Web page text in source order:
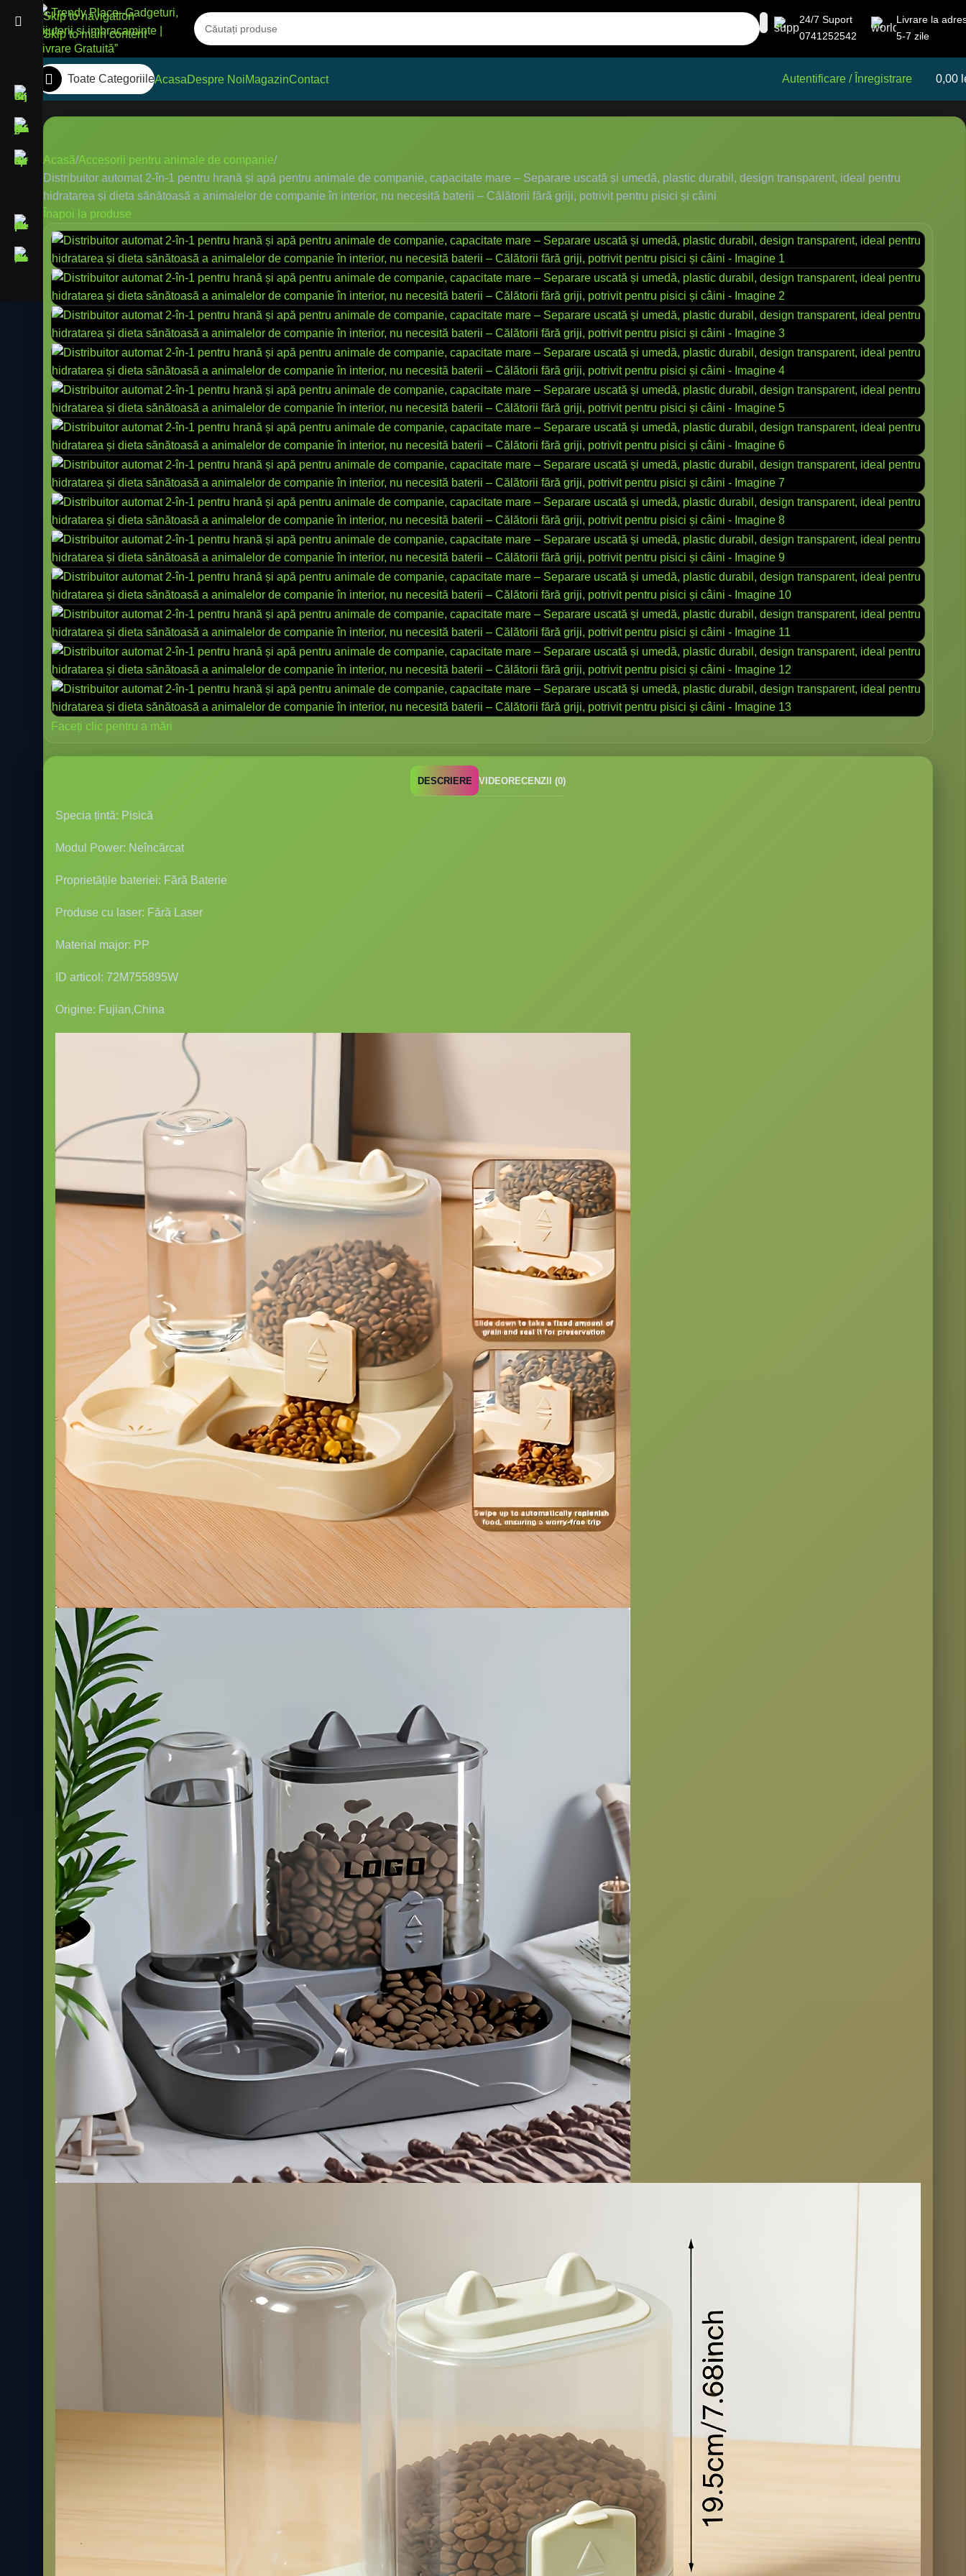
Skip to navigation
Skip to main content
24/7 Suport
0741252542
Livrare la
5-7 zile
Toate CategoriileAcasaDespre NoiMagazinContact Autentificare / Înregistrare 0,00
Acasă Accesorii pentru animale de companie
Distribuitor automat 2-în-1 pentru hrană și apă pentru animale de companie, capacitate mare – Separare uscată și umedă, plastic durabil, design transparent, ideal pentru
hidratarea și dieta sănătoasă a animalelor de companie în interior, nu necesită baterii – Călătorii fără griji, potrivit pentru pisici și câini
Înapoi la produse
Faceți clic pentru a mări
DESCRIERE VIDEORECENZII (0)
Specia țintă: Pisică
Modul Power: Neîncărcat
Proprietățile bateriei: Fără Baterie
Produse cu laser: Fără Laser
Material major: PP
ID articol: 72M755895W
Origine: Fujian,China